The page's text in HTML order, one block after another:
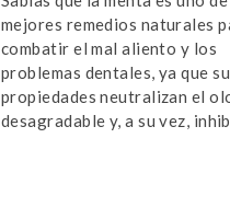
mejores remedios naturales
combatir el mal aliento y los
problemas dentales, ya que
propiedades neutralizan el
desagradable y, a su vez,